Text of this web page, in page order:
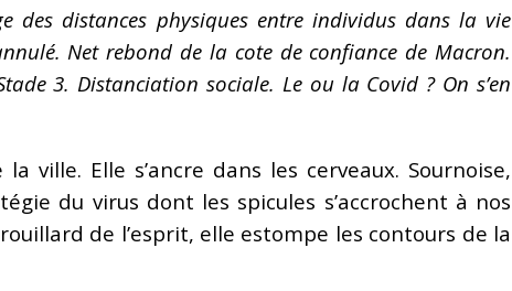
des distances physiques entre individus dans la vie
Net rebond de la cote de confiance de Macron.
3. Distanciation sociale. Le ou la Covid ? On s’en
ville. Elle s’ancre dans les cerveaux. Sournoise,
du virus dont les spicules s’accrochent à nos
de l’esprit, elle estompe les contours de la